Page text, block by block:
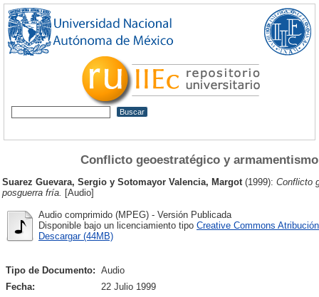
Conflicto geoestratégico y
Suarez Guevara, Sergio y Sotomayor Valencia, Margot (1999): Conflicto
posguerra fría.
[Audio]
Audio comprimido (MPEG) - Versión Publicada
Disponible bajo un licenciamiento tipo Creative Commons
Descargar (44MB)
Tipo de Documento: Audio
Fecha:
22 Julio 1999